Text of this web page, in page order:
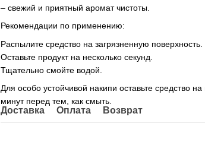
– свежий и приятный аромат чистоты.
Рекомендации по применению:
Распылите средство на загрязненную поверхность.
Оставьте продукт на несколько секунд.
Тщательно смойте водой.
Для особо устойчивой накипи оставьте средство
минут перед тем, как смыть.
Доставка Оплата Возврат